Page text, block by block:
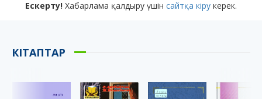
Ескерту! Хабарлама қалдыру үшін сайтқа кіру керек.
КІТАПТАР